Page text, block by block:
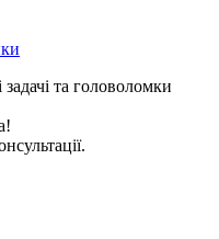
та головоломки